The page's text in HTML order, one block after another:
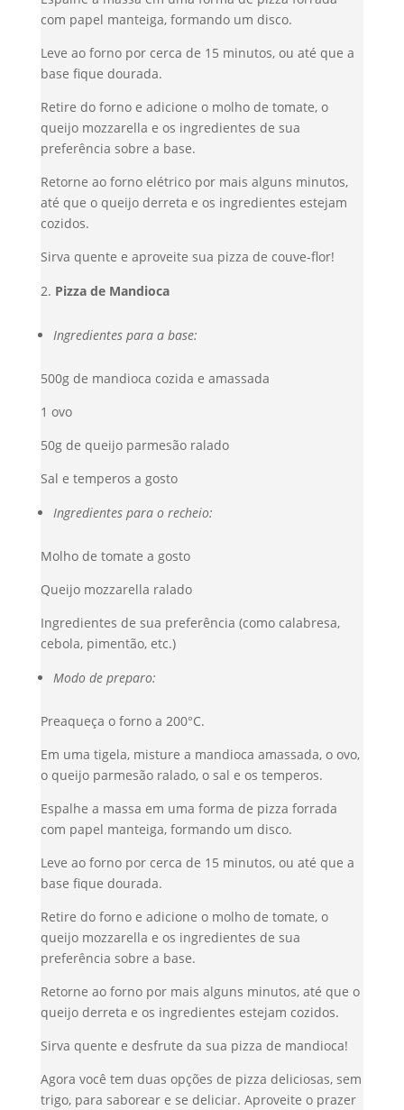
com papel manteiga, formando um disco.
Leve ao forno por cerca de 15 minutos, ou até que a
base fique dourada.
Retire do forno e adicione o molho de tomate, o
queijo mozzarella e os ingredientes de sua
preferência sobre a base.
Retorne ao forno elétrico por mais alguns minutos,
até que o queijo derreta e os ingredientes estejam
cozidos.
Sirva quente e aproveite sua pizza de couve-flor!
Pizza de Mandioca
Ingredientes para a base:
500g de mandioca cozida e amassada
1 ovo
50g de queijo parmesão ralado
Sal e temperos a gosto
Ingredientes para o recheio:
Molho de tomate a gosto
Queijo mozzarella ralado
Ingredientes de sua preferência (como calabresa,
cebola, pimentão, etc.)
Modo de preparo:
Preaqueça o forno a 200°C.
Em uma tigela, misture a mandioca amassada, o ovo,
o queijo parmesão ralado, o sal e os temperos.
Espalhe a massa em uma forma de pizza forrada
com papel manteiga, formando um disco.
Leve ao forno por cerca de 15 minutos, ou até que a
base fique dourada.
Retire do forno e adicione o molho de tomate, o
queijo mozzarella e os ingredientes de sua
preferência sobre a base.
Retorne ao forno por mais alguns minutos, até que o
queijo derreta e os ingredientes estejam cozidos.
Sirva quente e desfrute da sua pizza de mandioca!
Agora você tem duas opções de pizza deliciosas, sem
trigo, para saborear e se deliciar. Aproveite o prazer